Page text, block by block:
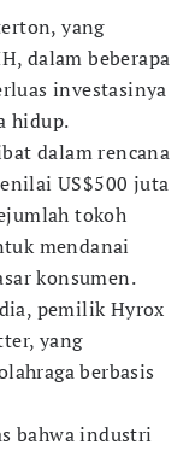
yang
dalam beberapa
investasinya
hidup.
dalam rencana
US$500 juta
tokoh
mendanai
konsumen.
pemilik Hyrox
yang
berbasis
bahwa industri